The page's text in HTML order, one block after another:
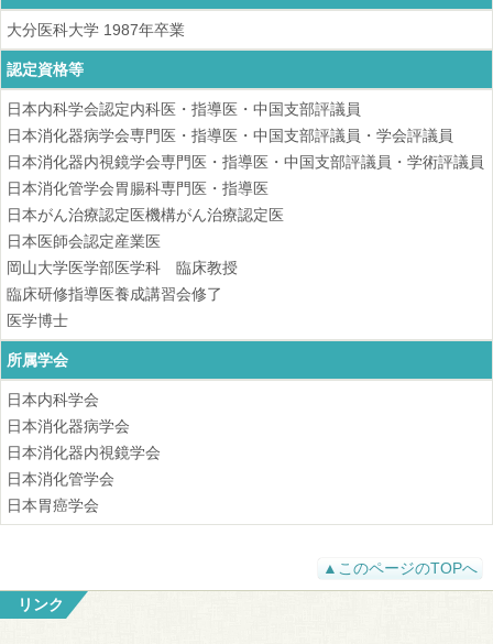
大分医科大学 1987年卒業
認定資格等
日本内科学会認定内科医・指導医・中国支部評議員
日本消化器病学会専門医・指導医・中国支部評議員・学会評議員
日本消化器内視鏡学会専門医・指導医・中国支部評議員・学術評議員
日本消化管学会胃腸科専門医・指導医
日本がん治療認定医機構がん治療認定医
日本医師会認定産業医
岡山大学医学部医学科 臨床教授
臨床研修指導医養成講習会修了
医学博士
所属学会
日本内科学会
日本消化器病学会
日本消化器内視鏡学会
日本消化管学会
日本胃癌学会
▲このページのTOPへ
リンク